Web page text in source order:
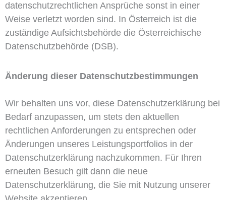
datenschutzrechtlichen Ansprüche sonst in einer
Weise verletzt worden sind. In Österreich ist die
zuständige Aufsichtsbehörde die Österreichische
Datenschutzbehörde (DSB).
Änderung dieser Datenschutzbestimmungen
Wir behalten uns vor, diese Datenschutzerklärung bei
Bedarf anzupassen, um stets den aktuellen
rechtlichen Anforderungen zu entsprechen oder
Änderungen unseres Leistungsportfolios in der
Datenschutzerklärung nachzukommen. Für Ihren
erneuten Besuch gilt dann die neue
Datenschutzerklärung, die Sie mit Nutzung unserer